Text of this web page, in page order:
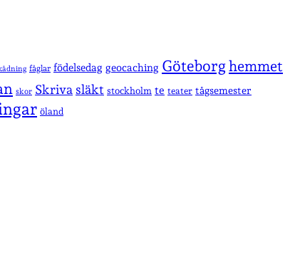
fåglar födelsedag geocaching Göteborghemmet
skor Skriva släkt stockholm te teater tågsemester
öland